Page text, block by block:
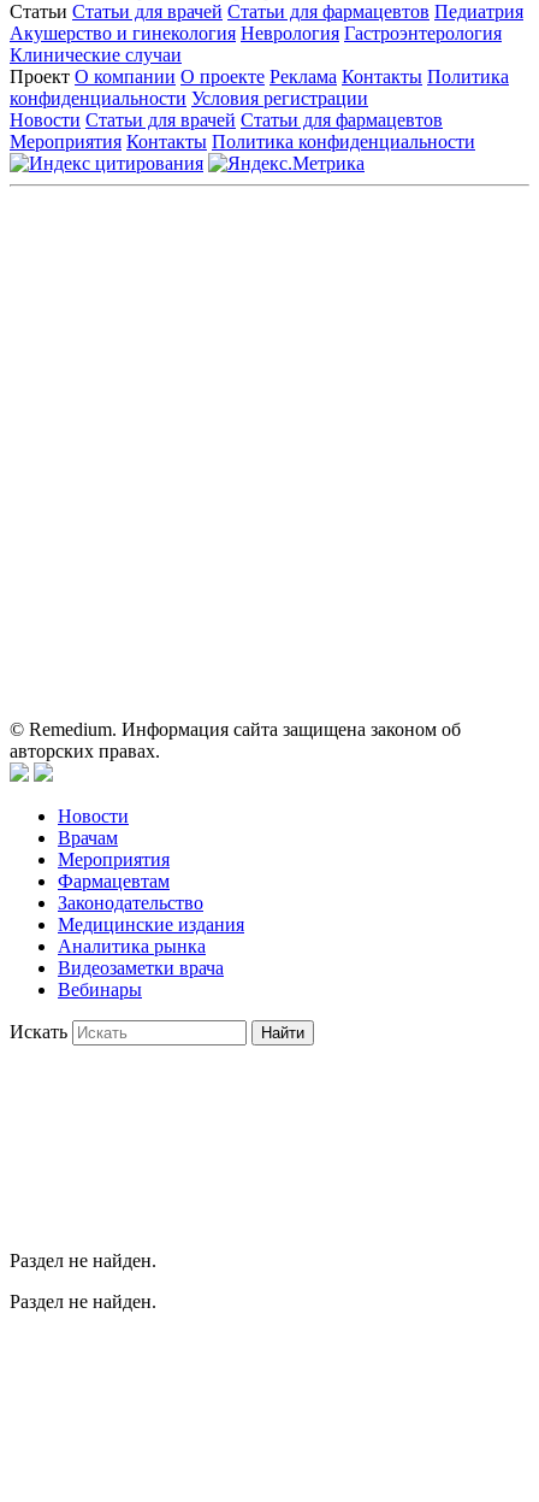
Статьи Статьи для врачей Статьи для фармацевтов Педиатрия
Акушерство и гинекология Неврология Гастроэнтерология
Клинические случаи
Проект О компании О проекте Реклама Контакты Политика
конфиденциальности Условия регистрации
Новости Статьи для врачей Статьи для фармацевтов
Мероприятия Контакты Политика конфиденциальности
© Remedium. Информация сайта защищена законом об
авторских правах.
Новости
Врачам
Мероприятия
Фармацевтам
Законодательство
Медицинские издания
Аналитика рынка
Видеозаметки врача
Вебинары
Искать Найти
Раздел не найден.
Раздел не найден.